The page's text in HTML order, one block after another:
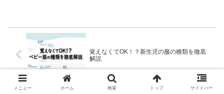
覚えなくてOK！？新生児の服の種類を徹底
解説
メニュー ホーム 検索 トップ サイドバー